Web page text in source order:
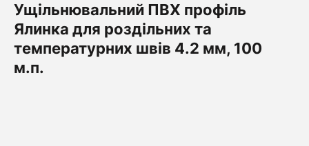
Ущільнювальний ПВХ профіль
Ялинка для роздільних та
температурних швів 4.2 мм, 100
м.п.